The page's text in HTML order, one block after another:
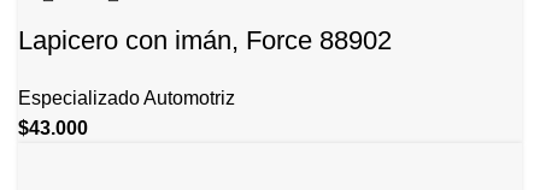
Lapicero con imán, Force 88902
Especializado Automotriz
$43.000